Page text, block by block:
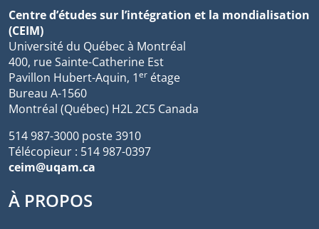
Centre d’études sur l’intégration et la mondialisation
(CEIM)
Université du Québec à Montréal
400, rue Sainte-Catherine Est
Pavillon Hubert-Aquin, 1er étage
Bureau A-1560
Montréal (Québec) H2L 2C5 Canada
514 987-3000 poste 3910
Télécopieur : 514 987-0397
ceim@uqam.ca
À PROPOS